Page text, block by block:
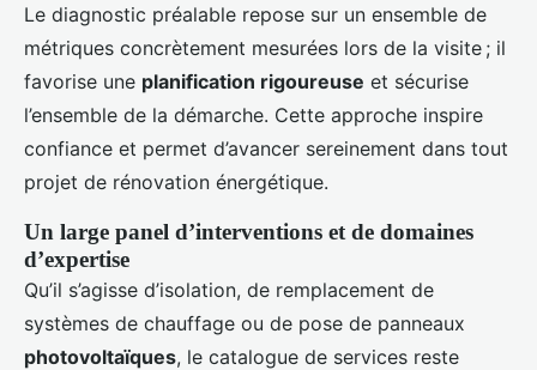
Le diagnostic préalable repose sur un ensemble de
métriques concrètement mesurées lors de la visite ; il
favorise une planification rigoureuse et sécurise
l’ensemble de la démarche. Cette approche inspire
confiance et permet d’avancer sereinement dans tout
projet de rénovation énergétique.
Un large panel d’interventions et de domaines
d’expertise
Qu’il s’agisse d’isolation, de remplacement de
systèmes de chauffage ou de pose de panneaux
photovoltaïques, le catalogue de services reste